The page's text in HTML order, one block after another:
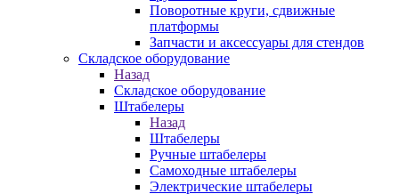
Поворотные круги, сдвижные
платформы
Запчасти и аксессуары для стендов
Складское оборудование
Назад
Складское оборудование
Штабелеры
Назад
Штабелеры
Ручные штабелеры
Самоходные штабелеры
Электрические штабелеры